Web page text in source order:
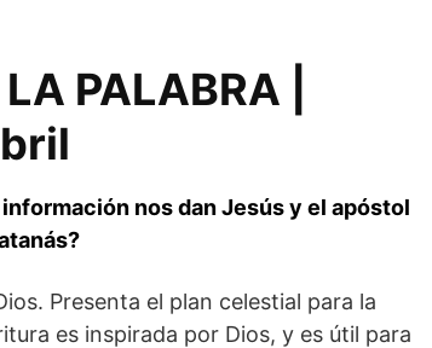
PALABRA |
nos dan Jesús y el apóstol
Presenta el plan celestial para la
es inspirada por Dios, y es útil para